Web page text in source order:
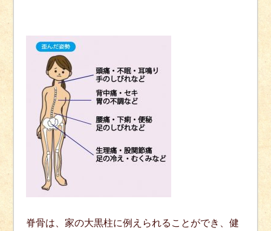
脊骨は、家の大黒柱に例えられることができ、健